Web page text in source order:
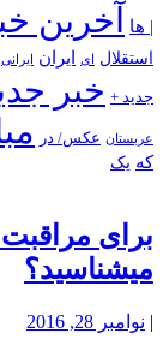
| ها آخرین
استقلال ای ایران ایرانی
جدید + خبر
عربستان عکس/ در
که یک
برای
میشناسید؟
| نوامبر 28, 2016